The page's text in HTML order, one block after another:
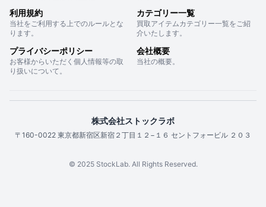
利用規約
当社をご利用する上でのルールとな
ります。
カテゴリー一覧
買取アイテムカテゴリー一覧をご紹
介いたします。
プライバシーポリシー
お客様からいただく個人情報等の取
り扱いについて。
会社概要
当社の概要。
株式会社ストックラボ
〒160-0022 東京都新宿区新宿２丁目１２−１６ セントフォービル ２０３
© 2025 StockLab. All Rights Reserved.